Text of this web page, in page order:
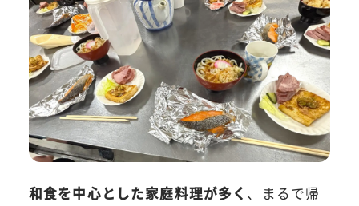
和食を中心とした家庭料理が多く 、まるで帰